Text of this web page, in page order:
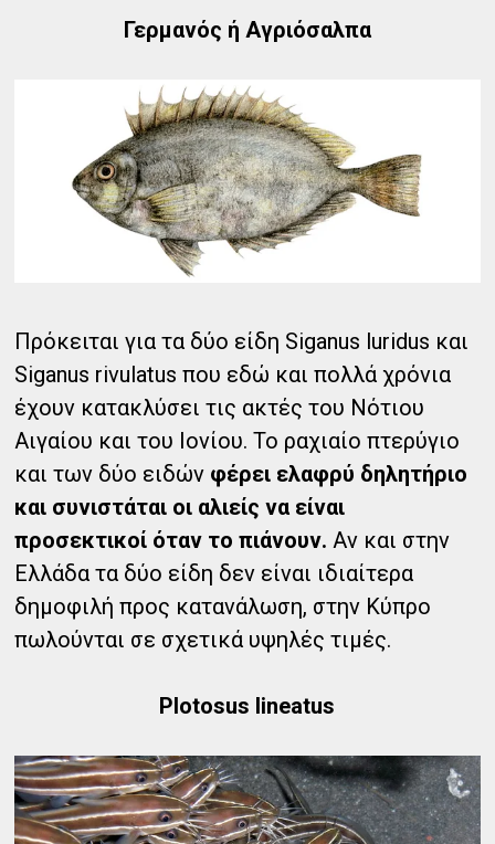
Γερμανός ή Αγριόσαλπα
Πρόκειται για τα δύο είδη Siganus luridus και
Siganus rivulatus που εδώ και πολλά χρόνια
έχουν κατακλύσει τις ακτές του Νότιου
Αιγαίου και του Ιονίου. Το ραχιαίο πτερύγιο
και των δύο ειδών φέρει ελαφρύ δηλητήριο
και συνιστάται οι αλιείς να είναι
προσεκτικοί όταν το πιάνουν. Αν και στην
Ελλάδα τα δύο είδη δεν είναι ιδιαίτερα
δημοφιλή προς κατανάλωση, στην Κύπρο
πωλούνται σε σχετικά υψηλές τιμές.
Plotosus lineatus